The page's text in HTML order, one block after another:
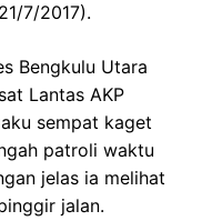
7/2017).
Bengkulu Utara
Lantas AKP
sempat kaget
patroli waktu
jelas ia melihat
jalan.